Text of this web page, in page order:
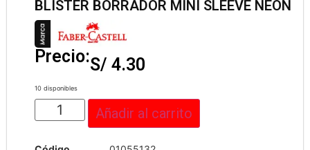
BLISTER BORRADOR MINI SLEEVE NEON
Precio:S/ 4.30
10 disponibles
Añadir al carrito